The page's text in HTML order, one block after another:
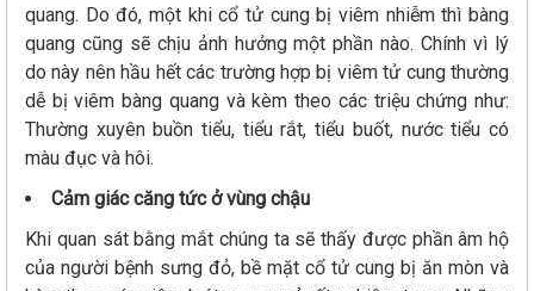
quang. Do đó, một khi cổ tử cung bị viêm nhiễm thì bàng
quang cũng sẽ chịu ảnh hưởng một phần nào. Chính vì lý
do này nên hầu hết các trường hợp bị viêm tử cung thường
dễ bị viêm bàng quang và kèm theo các triệu chứng như:
Thường xuyên buồn tiểu, tiểu rắt, tiểu buốt, nước tiểu có
màu đục và hôi.
Cảm giác căng tức ở vùng chậu
Khi quan sát bằng mắt chúng ta sẽ thấy được phần âm hộ
của người bệnh sưng đỏ, bề mặt cổ tử cung bị ăn mòn và